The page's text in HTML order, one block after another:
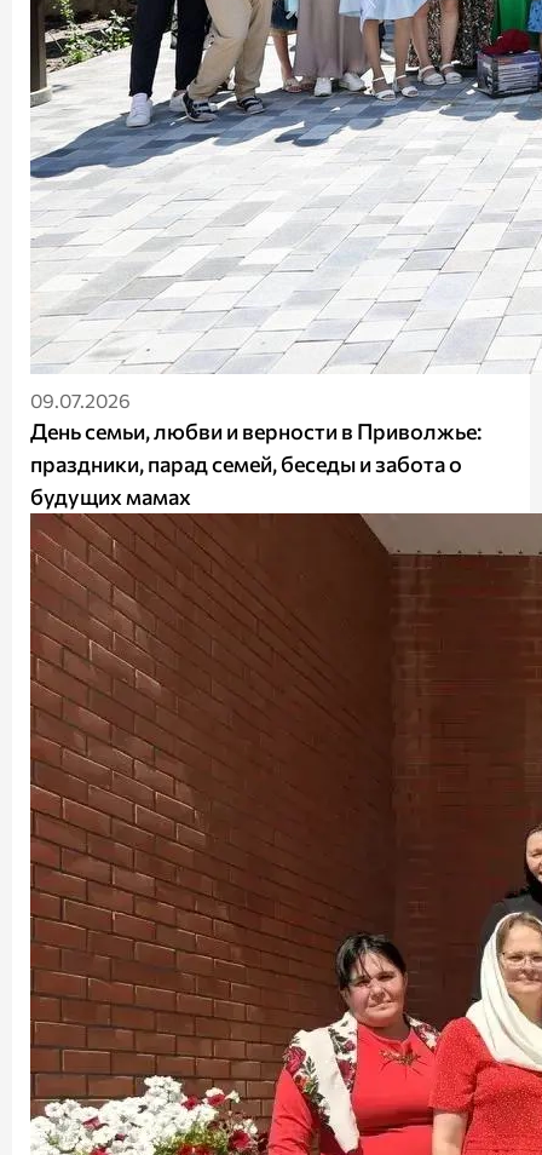
09.07.2026
День семьи, любви и верности в Приволжье:
праздники, парад семей, беседы и забота о
будущих мамах